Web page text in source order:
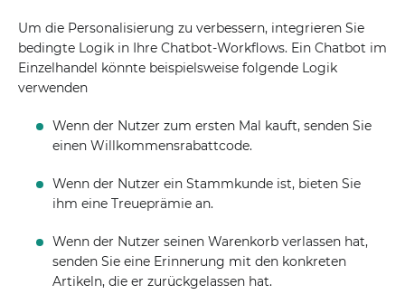
Um die Personalisierung zu verbessern, integrieren Sie
bedingte Logik in Ihre Chatbot-Workflows. Ein Chatbot im
Einzelhandel könnte beispielsweise folgende Logik
verwenden
Wenn der Nutzer zum ersten Mal kauft, senden Sie
einen Willkommensrabattcode.
Wenn der Nutzer ein Stammkunde ist, bieten Sie
ihm eine Treueprämie an.
Wenn der Nutzer seinen Warenkorb verlassen hat,
senden Sie eine Erinnerung mit den konkreten
Artikeln, die er zurückgelassen hat.